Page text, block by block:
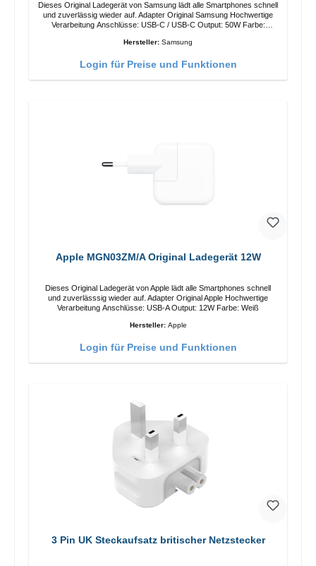
Dieses Original Ladegerät von Samsung lädt alle Smartphones schnell
und zuverlässig wieder auf. Adapter Original Samsung Hochwertige
Verarbeitung Anschlüsse: USB-C / USB-C Output: 50W Farbe:
Schwarz/li>
Hersteller: Samsung
Login für Preise und Funktionen
Apple MGN03ZM/A Original Ladegerät 12W
Dieses Original Ladegerät von Apple lädt alle Smartphones schnell
und zuverlässsig wieder auf. Adapter Original Apple Hochwertige
Verarbeitung Anschlüsse: USB-A Output: 12W Farbe: Weiß
Hersteller: Apple
Login für Preise und Funktionen
3 Pin UK Steckaufsatz britischer Netzstecker